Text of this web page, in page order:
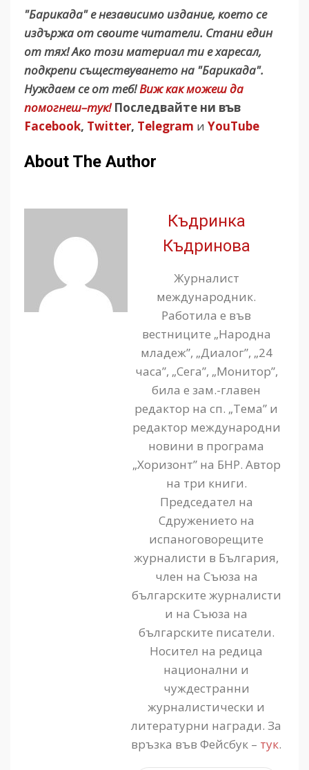
"Барикада" е независимо издание, което се
издържа от своите читатели. Стани един
от тях! Ако този материал ти е харесал,
подкрепи съществуването на "Барикада".
Нуждаем се от теб!Виж как можеш да
помогнеш–тук! Последвайте ни във
Facebook, Twitter, Telegram и YouTube
About The Author
Къдринка
Къдринова
Журналист
международник.
Работила е във
вестниците „Народна
младеж”, „Диалог”, „24
часа”, „Сега”, „Монитор”,
била е зам.-главен
редактор на сп. „Тема” и
редактор международни
новини в програма
„Хоризонт” на БНР. Автор
на три книги.
Председател на
Сдружението на
испаноговорещите
журналисти в България,
член на Съюза на
българските журналисти
и на Съюза на
българските писатели.
Носител на редица
национални и
чуждестранни
журналистически и
литературни награди. За
връзка във Фейсбук – тук.